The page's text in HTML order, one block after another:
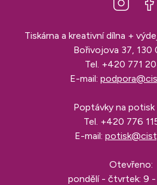
Tiskárna a kreativní dílna +
Bořivojova 37, 130
Tel. +420 771
E-mail:
Poptávky na potisk
Tel. +420 776
E-mail:
Otevřeno:
pondělí - čtvrtek: 9 -